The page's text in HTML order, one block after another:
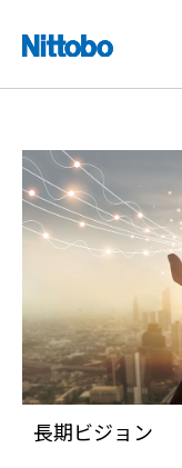
長期ビジョン